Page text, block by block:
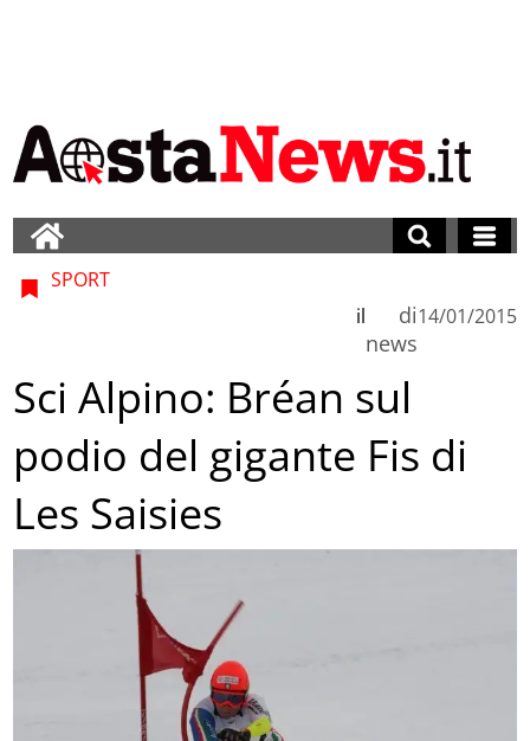
SPORT
di
news
il 14/01/2015
Sci Alpino: Bréan sul
podio del gigante Fis di
Les Saisies